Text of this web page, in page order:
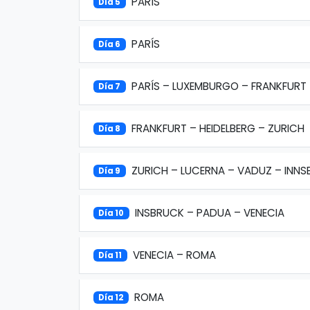
Día 6 PARÍS
Día 7 PARÍS – LUXEMBURGO – FRANKFURT
Día 8 FRANKFURT – HEIDELBERG – ZURICH
Día 9 ZURICH – LUCERNA – VADUZ –
Día 10 INSBRUCK – PADUA – VENECIA
Día 11 VENECIA – ROMA
Día 12 ROMA